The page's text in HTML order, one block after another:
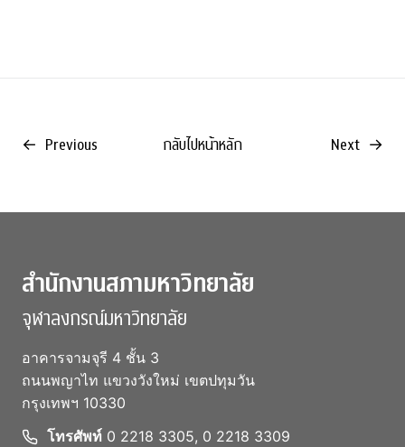
← Previous กลับไปหน้าหลัก Next →
สำนักงานสภามหาวิทยาลัย
จุฬาลงกรณ์มหาวิทยาลัย
อาคารจามจุรี 4 ชั้น 3
ถนนพญาไท แขวงวังใหม่ เขตปทุมวัน
กรุงเทพฯ 10330
โทรศัพท์ 0 2218 3305, 0 2218 3309